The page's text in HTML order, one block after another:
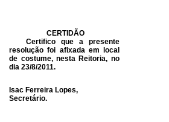
CERTIDÃO
Certifico que a presente
resolução foi afixada em local
de costume, nesta Reitoria, no
dia 23/8/2011.
Isac Ferreira Lopes,
Secretário.